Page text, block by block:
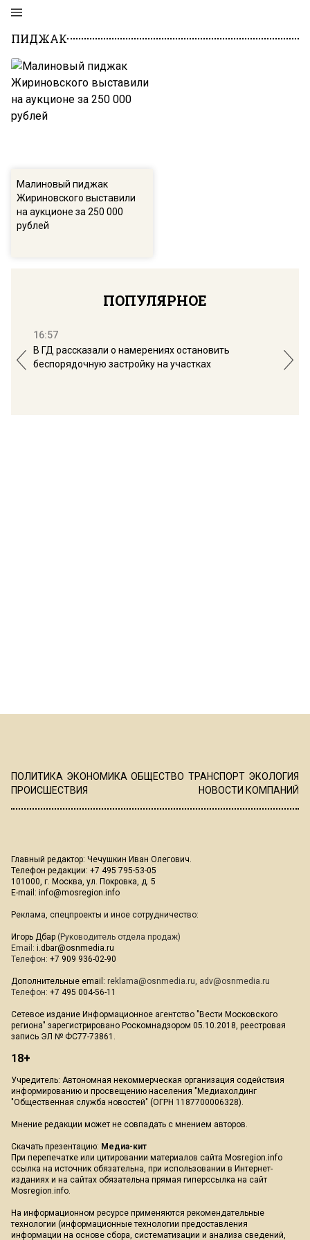
ПИДЖАК
Малиновый пиджак
Жириновского выставили
на аукционе за 250 000
рублей
ПОПУЛЯРНОЕ
16:57
В ГД рассказали о намерениях остановить
беспорядочную застройку на участках
ПОЛИТИКА ЭКОНОМИКА ОБЩЕСТВО ТРАНСПОРТ ЭКОЛОГИЯ
ПРОИСШЕСТВИЯ
НОВОСТИ КОМПАНИЙ
Главный редактор: Чечушкин Иван Олегович.
Телефон редакции: +7 495 795-53-05
101000, г. Москва, ул. Покровка, д. 5
E-mail: info@mosregion.info
Реклама, спецпроекты и иное сотрудничество:
Игорь Дбар (Руководитель отдела продаж)
Email: i.dbar@osnmedia.ru
Телефон: +7 909 936-02-90
Дополнительные email: reklama@osnmedia.ru, adv@osnmedia.ru
Телефон: +7 495 004-56-11
Сетевое издание Информационное агентство "Вести Московского
региона" зарегистрировано Роскомнадзором 05.10.2018, реестровая
запись ЭЛ № ФС77-73861.
18+
Учредитель: Автономная некоммерческая организация содействия
информированию и просвещению населения "Медиахолдинг
"Общественная служба новостей" (ОГРН 1187700006328).
Мнение редакции может не совпадать с мнением авторов.
Скачать презентацию: Медиа-кит
При перепечатке или цитировании материалов сайта Mosregion.info
ссылка на источник обязательна, при использовании в Интернет-
изданиях и на сайтах обязательна прямая гиперссылка на сайт
Mosregion.info.
На информационном ресурсе применяются рекомендательные
технологии (информационные технологии предоставления
информации на основе сбора, систематизации и анализа сведений,